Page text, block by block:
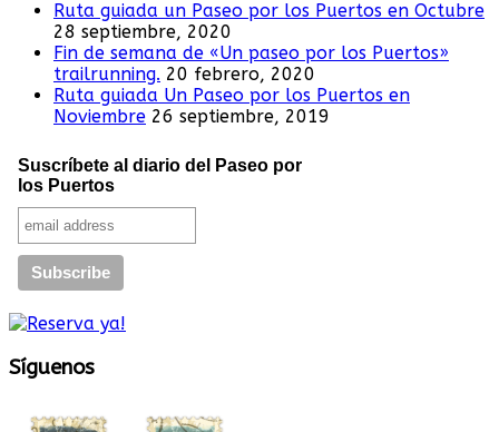
Ruta guiada un Paseo por los Puertos en Octubre
28 septiembre, 2020
Fin de semana de «Un paseo por los Puertos»
trailrunning. 20 febrero, 2020
Ruta guiada Un Paseo por los Puertos en
Noviembre 26 septiembre, 2019
Suscríbete al diario del Paseo por
los Puertos
Síguenos